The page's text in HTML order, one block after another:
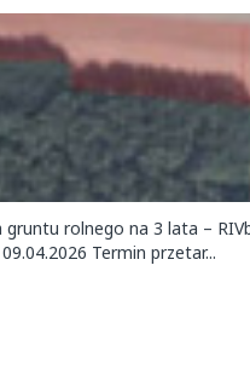
rolnego na 3 lata –
Termin przetar...